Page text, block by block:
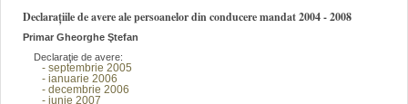
Declarațiile de avere ale persoanelor din conducere mandat 2004 - 2008
Primar Gheorghe Ştefan
Declaraţie de avere:
- septembrie 2005
- ianuarie 2006
- decembrie 2006
- iunie 2007